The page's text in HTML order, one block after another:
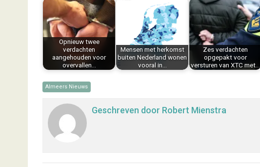
b
o
o
k
e
r
e
s
t
e
d
I
n
p
n
Opnieuw twee
verdachten
aangehouden voor
overvallen…
Mensen met herkomst
buiten Nederland wonen
vooral in…
Zes verdachten
opgepakt voor
versturen van XTC met…
Almeers Nieuws
Geschreven door Robert Mienstra